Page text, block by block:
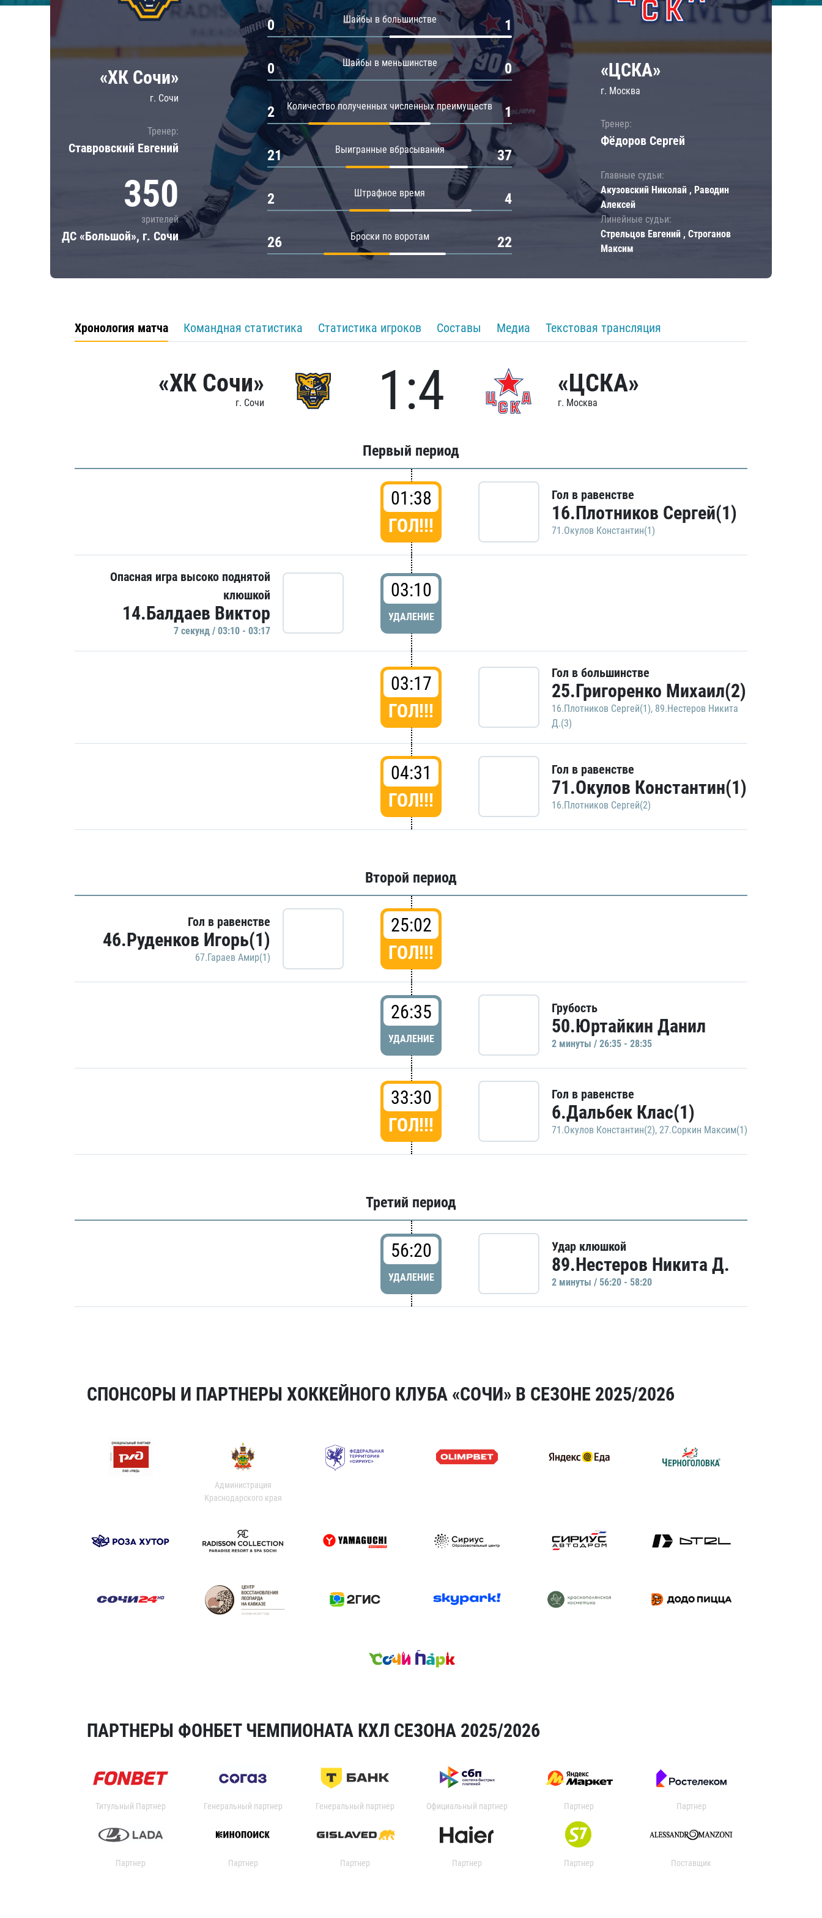
Локомотив
ЦСКА
Шанхайские Драконы
Амур
Барыс
Салават Юлаев
«ХК Сочи»
г. Сочи
Тренер:
Ставровский Евгений
350
зрителей
ДС «Большой», г. Сочи
Шайбы в большинстве
0 1
Шайбы в меньшинстве
0 0
Количество полученных численных преимуществ
2 1
Выигранные вбрасывания
21 37
Штрафное время
2 4
Броски по воротам
26 22
«ЦСКА»
г. Москва
Тренер:
Фёдоров Сергей
Главные судьи:
Акузовский Николай , Раводин
Алексей
Линейные судьи:
Стрельцов Евгений , Строганов
Максим
Хронология матча Командная статистика Статистика игроков Составы Медиа Текстовая трансляция
«ХК Сочи»
г. Сочи 1:4 «ЦСКА»
г. Москва
Первый период
01:38
ГОЛ!!!
Гол в равенстве
16.Плотников Сергей(1)
71.Окулов Константин(1)
Опасная игра высоко поднятой
клюшкой
14.Балдаев Виктор
7 секунд / 03:10 - 03:17
03:10
УДАЛЕНИЕ
03:17
ГОЛ!!!
Гол в большинстве
25.Григоренко Михаил(2)
16.Плотников Сергей(1), 89.Нестеров Никита
Д.(3)
04:31
ГОЛ!!!
Гол в равенстве
71.Окулов Константин(1)
16.Плотников Сергей(2)
Второй период
Гол в равенстве
46.Руденков Игорь(1)
67.Гараев Амир(1)
25:02
ГОЛ!!!
26:35
УДАЛЕНИЕ
Грубость
50.Юртайкин Данил
2 минуты / 26:35 - 28:35
33:30
ГОЛ!!!
Гол в равенстве
6.Дальбек Клас(1)
71.Окулов Константин(2), 27.Соркин Максим(1)
Третий период
56:20
УДАЛЕНИЕ
Удар клюшкой
89.Нестеров Никита Д.
2 минуты / 56:20 - 58:20
СПОНСОРЫ И ПАРТНЕРЫ ХОККЕЙНОГО КЛУБА «СОЧИ» В СЕЗОНЕ 2025/2026
Администрация
Краснодарского края
ПАРТНЕРЫ ФОНБЕТ ЧЕМПИОНАТА КХЛ СЕЗОНА 2025/2026
Титульный Партнер Генеральный партнер Генеральный партнер Официальный партнер Партнер Партнер
Партнер Партнер Партнер Партнер Партнер Поставщик